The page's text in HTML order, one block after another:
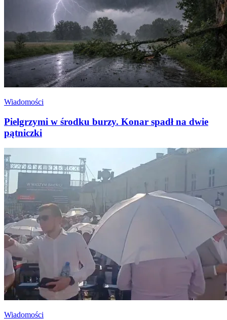
Wiadomości
Pielgrzymi w środku burzy. Konar spadł na dwie
pątniczki
Wiadomości